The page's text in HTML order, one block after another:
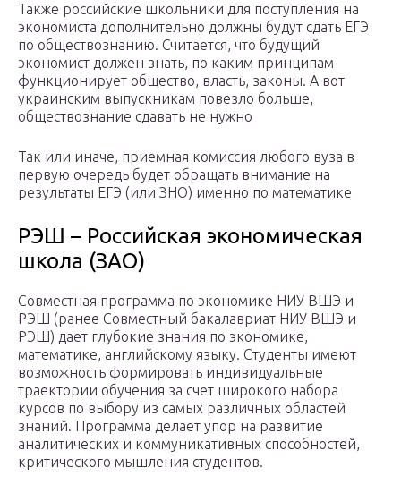
Также российские школьники для поступления на
экономиста дополнительно должны будут сдать ЕГЭ
по обществознанию. Считается, что будущий
экономист должен знать, по каким принципам
функционирует общество, власть, законы. А вот
украинским выпускникам повезло больше,
обществознание сдавать не нужно
Так или иначе, приемная комиссия любого вуза в
первую очередь будет обращать внимание на
результаты ЕГЭ (или ЗНО) именно по математике
РЭШ – Российская экономическая
школа (ЗАО)
Совместная программа по экономике НИУ ВШЭ и
РЭШ (ранее Совместный бакалавриат НИУ ВШЭ и
РЭШ) дает глубокие знания по экономике,
математике, английскому языку. Студенты имеют
возможность формировать индивидуальные
траектории обучения за счет широкого набора
курсов по выбору из самых различных областей
знаний. Программа делает упор на развитие
аналитических и коммуникативных способностей,
критического мышления студентов.